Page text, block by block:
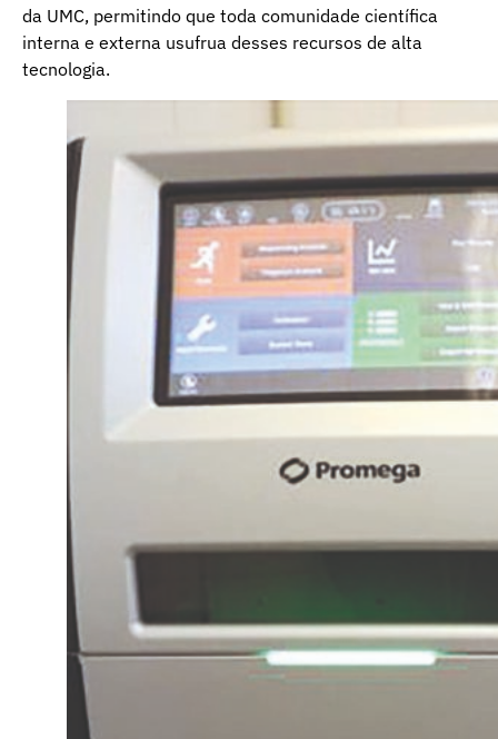
da UMC, permitindo que toda comunidade científica
interna e externa usufrua desses recursos de alta
tecnologia.